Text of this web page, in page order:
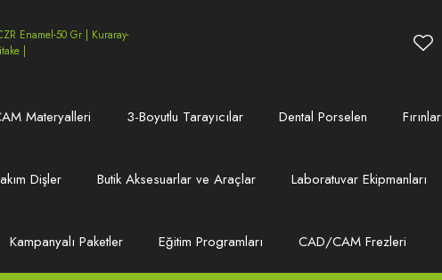
Materyalleri 3-Boyutlu Tarayıcılar Dental Porselen Fırınlar
Dişler Butik Aksesuarlar ve Araçlar Laboratuvar Ekipmanları
Kampanyalı Paketler Eğitim Programları CAD/CAM Frezleri